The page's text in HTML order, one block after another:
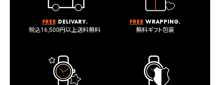
Free delivary.
税込16,500円以上送料無料
Free wrapping.
無料ギフト包装